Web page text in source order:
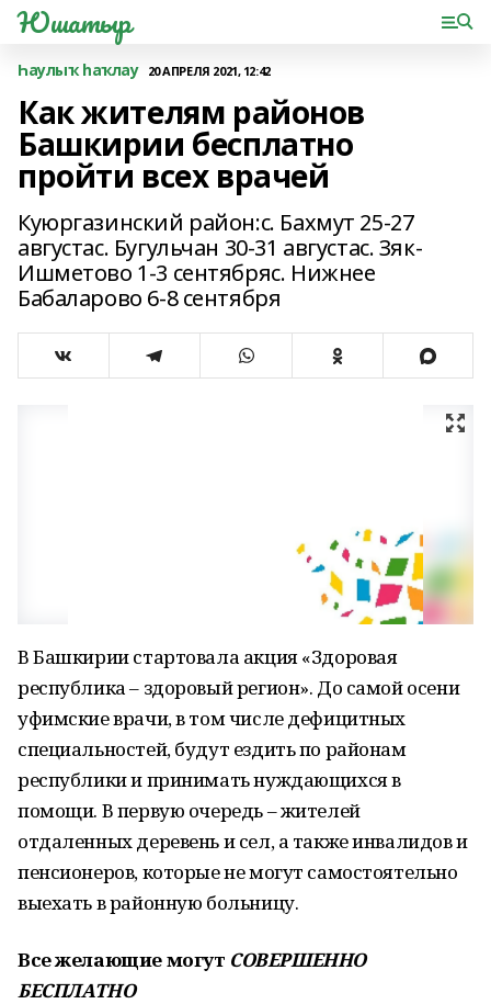
Юшатыр
Һаулыҡ һаҡлау 20 АПРЕЛЯ 2021, 12:42
Как жителям районов
Башкирии бесплатно
пройти всех врачей
Куюргазинский район:с. Бахмут 25-27
августас. Бугульчан 30-31 августас. Зяк-
Ишметово 1-3 сентябряс. Нижнее
Бабаларово 6-8 сентября
В Башкирии стартовала акция «Здоровая
республика – здоровый регион». До самой осени
уфимские врачи, в том числе дефицитных
специальностей, будут ездить по районам
республики и принимать нуждающихся в
помощи. В первую очередь – жителей
отдаленных деревень и сел, а также инвалидов и
пенсионеров, которые не могут самостоятельно
выехать в районную больницу.
Все желающие могут СОВЕРШЕННО
БЕСПЛАТНО